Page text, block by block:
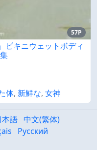
57P
ビキニウェットボディ
体, 新鮮な, 女神
本語 中文(繁体)
Русский